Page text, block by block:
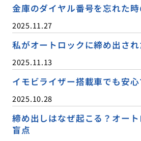
金庫のダイヤル番号を忘れた
2025.11.27
私がオートロックに締め出され
2025.11.13
イモビライザー搭載車でも安
2025.10.28
締め出しはなぜ起こる？オー
盲点